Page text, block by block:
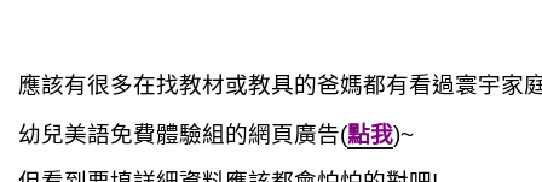
應該有很多在找教材或教具的爸媽都有看過寰宇家
幼兒美語免費體驗組的網頁廣告(點我)~